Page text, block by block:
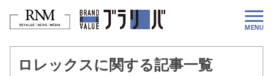
ロレックスに関する記事一覧